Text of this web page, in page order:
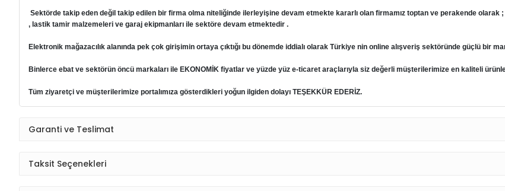
Sektörde takip eden değil takip edilen bir firma olma niteliğinde ilerleyişine devam etmekte kararlı olan firmamız toptan ve perakende
, lastik tamir malzemeleri ve garaj ekipmanları ile sektöre devam etmektedir .
Elektronik mağazacılık alanında pek çok girişimin ortaya çıktığı bu dönemde iddialı olarak Türkiye nin online alışveriş sektöründe güçlü bir
Binlerce ebat ve sektörün öncü markaları ile EKONOMİK fiyatlar ve yüzde yüz e-ticaret araçlarıyla siz değerli müşterilerimize en kaliteli
Tüm ziyaretçi ve müşterilerimize portalımıza gösterdikleri yoğun ilgiden dolayı TEŞEKKÜR EDERİZ.
Garanti ve Teslimat
Taksit Seçenekleri